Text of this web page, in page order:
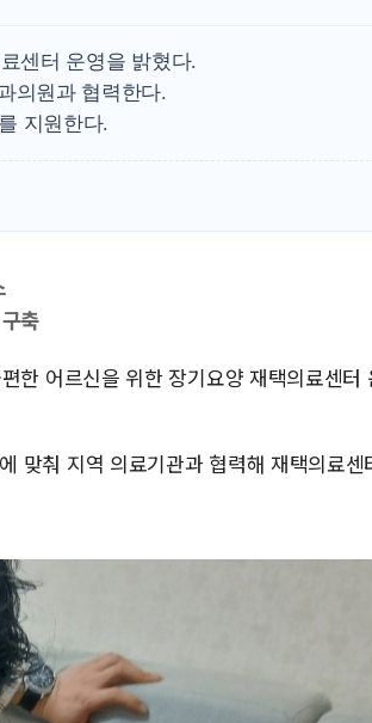
센터 운영을 밝혔다.
의원과 협력한다.
지원한다.
축
한 어르신을 위한 장기요양 재택의료센터
맞춰 지역 의료기관과 협력해 재택의료센